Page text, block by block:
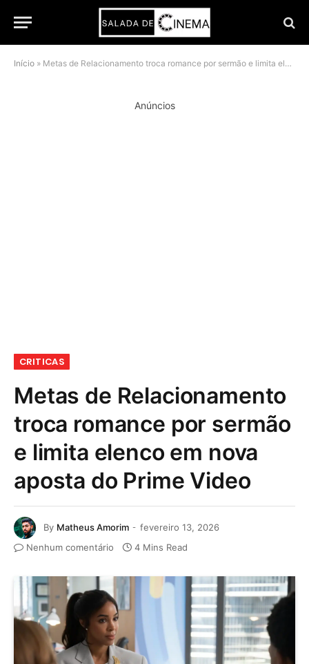
Início » Metas de Relacionamento troca romance por sermão e limita elenco em nova aposta do Prime Video
Anúncios
CRITICAS
Metas de Relacionamento
troca romance por sermão
e limita elenco em nova
aposta do Prime Video
By Matheus Amorim
fevereiro 13, 2026
Nenhum comentário
4 Mins Read